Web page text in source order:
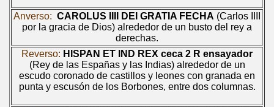
Anverso: CAROLUS IIII DEI GRATIA FECHA (Carlos IIII
por la gracia de Dios) alrededor de un busto del rey a
derechas.
Reverso: HISPAN ET IND REX ceca 2 R ensayador
(Rey de las Españas y las Indias) alrededor de un
escudo coronado de castillos y leones con granada en
punta y escusón de los Borbones, entre dos columnas.